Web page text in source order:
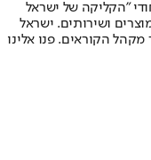
"הקליקה של ישראל
ושירותים. ישראל
הקוראים. פנו אלינו